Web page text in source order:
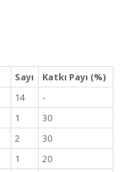
Sayı
Katkı Payı (%)
14
-
1
30
2
30
1
20